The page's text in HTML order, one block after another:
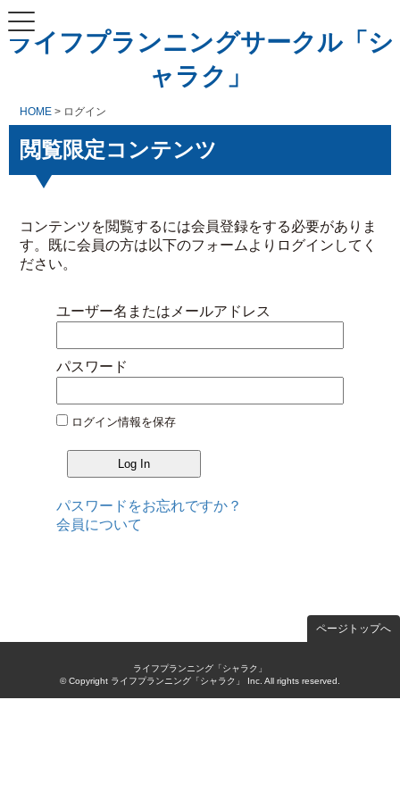
ライフプランニングサークル「シ
ャラク」
HOME > ログイン
閲覧限定コンテンツ
コンテンツを閲覧するには会員登録をする必要がありま
す。既に会員の方は以下のフォームよりログインしてく
ださい。
ユーザー名またはメールアドレス
パスワード
ログイン情報を保存
パスワードをお忘れですか？
会員について
ページトップへ
ライフプランニング「シャラク」
© Copyright ライフプランニング「シャラク」 Inc. All rights reserved.